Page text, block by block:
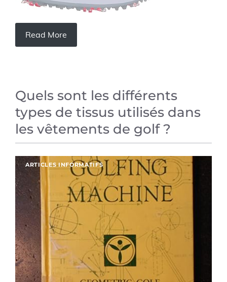
Read More
Quels sont les différents
types de tissus utilisés dans
les vêtements de golf ?
ARTICLES INFORMATIFS